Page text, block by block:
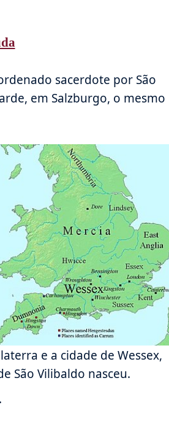
sacerdote por São
em Salzburgo, o mesmo
e a cidade de Wessex,
São Vilibaldo nasceu.